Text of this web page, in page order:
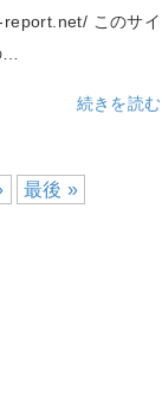
このサイ
続きを読む
最後 »